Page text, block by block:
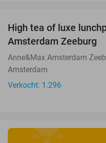
High tea of luxe
Amsterdam Zeeburg
Anne&Max Amsterdam
Amsterdam
Verkocht: 1.296